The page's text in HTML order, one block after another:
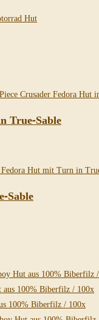
True-Sable
Sable
Hut aus 100% Biberfilz
aus 100% Biberfilz / 100x
100% Biberfilz / 100x